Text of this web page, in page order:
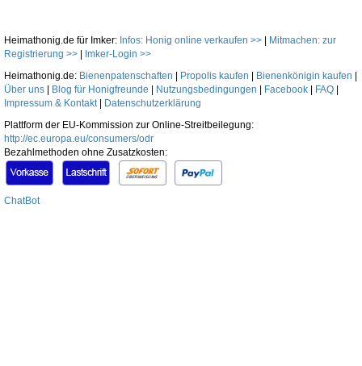
Heimathonig.de für Imker: Infos: Honig online verkaufen >>
Mitmachen: zur
Registrierung >>
Imker-Login >>
Heimathonig.de: Bienenpatenschaften Propolis kaufen Bienenkönigin kaufen
Über uns
Blog für Honigfreunde Nutzungsbedingungen Facebook FAQ
Impressum & Kontakt|
Datenschutzerklärung
Plattform der EU-Kommission zur Online-Streitbeilegung:
http://ec.europa.eu/consumers/odr
Bezahlmethoden ohne Zusatzkosten:
ChatBot